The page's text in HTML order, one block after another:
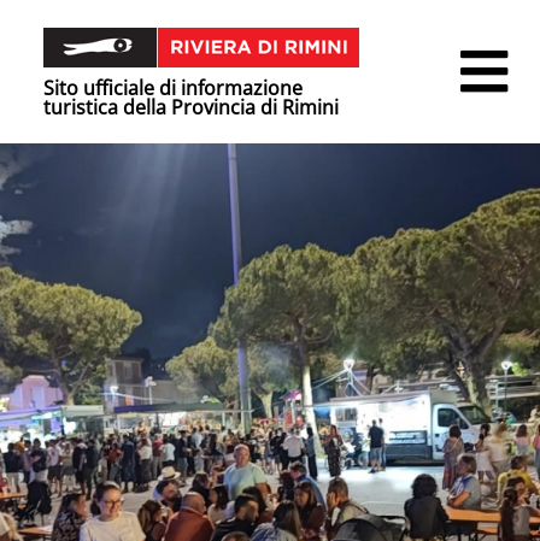
Sito ufficiale di informazione
turistica della Provincia di Rimini